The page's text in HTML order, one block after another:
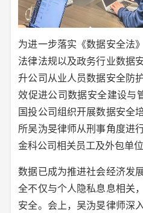
为进一步落实《数据安全法
法律法规以及政务行业数据
升公司从业人员数据安全防
效促进公司数据安全建设与
国投公司组织开展数据安全
所吴沩旻律师从刑事角度进
金科公司相关员工及外包单位
数据已成为推进社会经济发
全不仅与个人隐私息息相关
安全。会上，吴沩旻律师深